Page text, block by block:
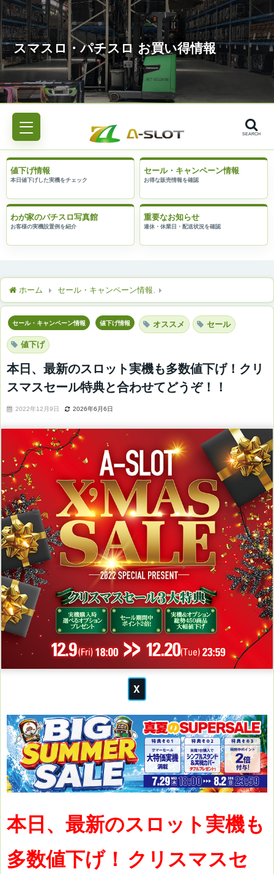
SEARCH
値下げ情報 セール・キャンペーン情報
わが家のパチスロ写真館 重要なお知らせ
ホーム セール・キャンペーン情報
セール・キャンペーン情報 値下げ情報 オススメ セール
値下げ
本日、最新のスロット実機も多数値下げ！クリ
スマスセール特典と合わせてどうぞ！！
2022年12月9日 2026年6月6日
本日、最新のスロット実機も
多数値下げ！ クリスマスセ